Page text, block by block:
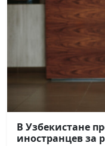
В Узбекистане
иностранцев за